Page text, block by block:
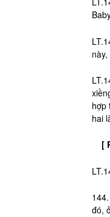
hợp
hai
[
đó,